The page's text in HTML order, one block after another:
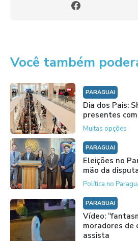
Você também
PARAGUAI
Dia dos Pais:
presentes
Muitas opções
PARAGUAI
Eleições no
mão da
Política no
PARAGUAI
Vídeo:
moradores de
assista